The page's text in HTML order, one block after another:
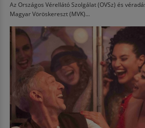
Az Országos Vérellátó Szolgálat (OVSz) és
Magyar Vöröskereszt (MVK)...